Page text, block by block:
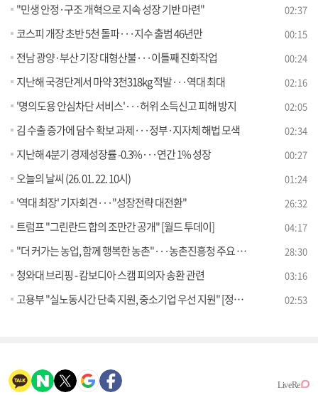
"민생 안정·구조 개혁으로 지속 성장 기반 마련" 02:37
코스피 개장 초반 5천 돌파···지수 출범 46년만 00:15
전남 광양·부산 기장 대형산불···이틀째 진화작업 00:24
지난해 국경단계서 마약 3천318kg 적발···역대 최대 02:16
'명의도용 안심차단 서비스'···허위 소득신고 피해 방지 02:05
김 수출 증가에 담수 확보 과제···정부·지자체 해법 모색 02:34
지난해 4분기 경제성장률 -0.3%···연간 1% 성장 00:27
오늘의 날씨 (26. 01. 22. 10시) 01:24
'역대 최장' 기자회견···"성장전략 대전환" 26:32
트럼프 "그린란드 합의 조만간 공개" [월드 투데이] 04:17
"더 커가는 농업, 함께 행복한 농촌"···농촌진흥청 주요 업무 계획은? 28:30
청와대 브리핑 - 캄보디아 스캠 피의자 송환 관련 03:16
고용부 "실노동시간 단축 지원, 중소기업 우선 지원" [정책 바로보기] 02:53